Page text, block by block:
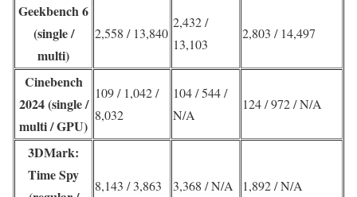
Geekbench 6
(single /
multi)
2,558 / 13,840
2,432 /
13,103
2,803 / 14,497
Cinebench
2024 (single /
multi / GPU)
109 / 1,042 /
8,032
104 / 544 /
N/A
124 / 972 / N/A
3DMark:
Time Spy
8,143 / 3,863 3,368 / N/A 1,892 / N/A